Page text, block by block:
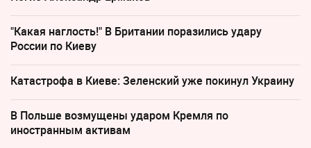
"Какая наглость!" В Британии поразились удару
России по Киеву
Катастрофа в Киеве: Зеленский уже покинул Украину
В Польше возмущены ударом Кремля по
иностранным активам